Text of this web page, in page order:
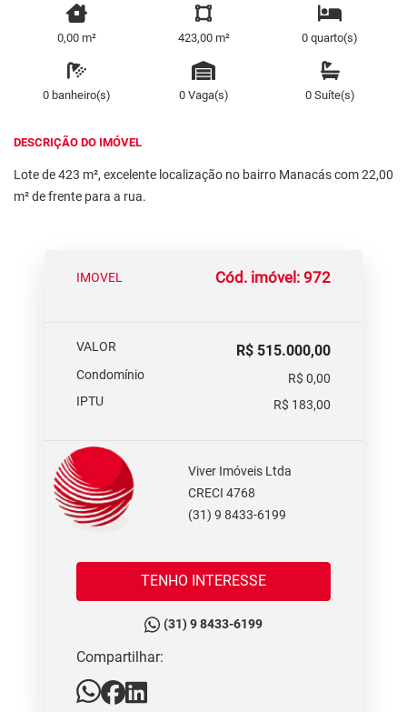
0,00 m² 423,00 m² 0 quarto(s)
0 banheiro(s) 0 Vaga(s) 0 Suíte(s)
DESCRIÇÃO DO IMÓVEL
Lote de 423 m², excelente localização no bairro Manacás com 22,00
m² de frente para a rua.
IMOVEL Cód. imóvel: 972
VALOR R$ 515.000,00
Condomínio
R$ 0,00
IPTU
R$ 183,00
Viver Imóveis Ltda
CRECI 4768
(31) 9 8433-6199
TENHO INTERESSE
(31) 9 8433-6199
Compartilhar: